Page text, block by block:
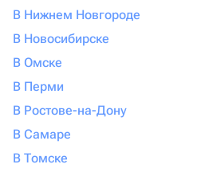
В Нижнем Новгороде
В Новосибирске
В Омске
В Перми
В Ростове-на-Дону
В Самаре
В Томске